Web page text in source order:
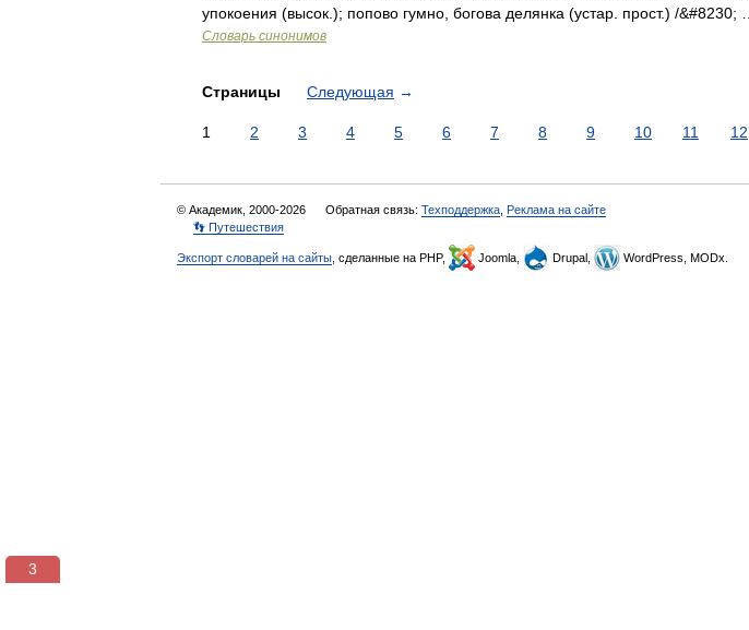
упокоения (высок.); попово гумно, богова делянка (устар. прост.) /&#8230; …
Словарь синонимов
Страницы Следующая →
1 2 3 4 5 6 7 8 9 10 11 12
© Академик, 2000-2026 Обратная связь: Техподдержка Реклама на сайте
👣 Путешествия
Экспорт словарей на сайты , сделанные на PHP, Joomla, Drupal, WordPress, MODx.
3